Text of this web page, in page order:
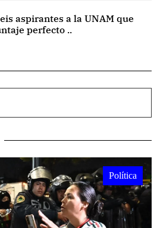
aspirantes a la UNAM que
perfecto ..
Política